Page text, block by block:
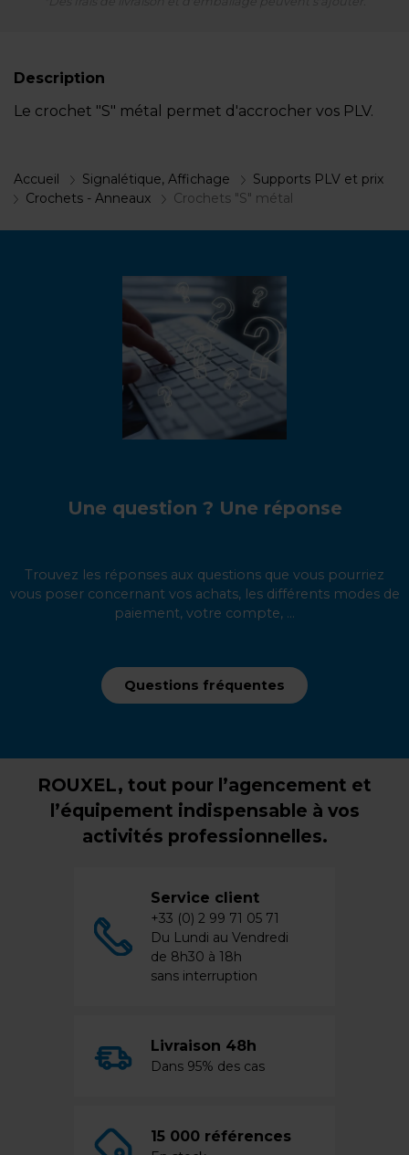
Description
Le crochet "S" métal permet d'accrocher vos PLV.
Accueil Signalétique, Affichage
Supports PLV et prix
Crochets - Anneaux
Crochets "S" métal
Une question ? Une réponse
Trouvez les réponses aux questions que vous pourriez
vous poser concernant vos achats, les différents modes de
paiement, votre compte, ...
Questions fréquentes
ROUXEL, tout pour l’agencement et
l’équipement indispensable à vos
activités professionnelles.
Service client
+33 (0) 2 99 71 05 71
Du Lundi au Vendredi
de 8h30 à 18h
sans interruption
Livraison 48h
Dans 95% des cas
15 000 références